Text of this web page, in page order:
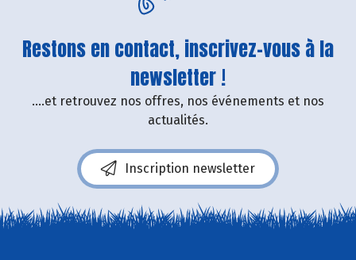
Restons en contact, inscrivez-vous à la
newsletter !
....et retrouvez nos offres, nos événements et nos
actualités.
Inscription newsletter